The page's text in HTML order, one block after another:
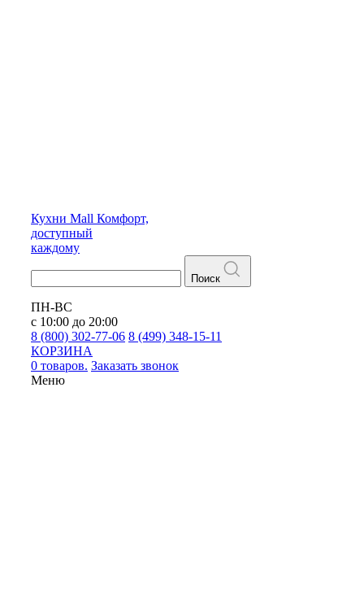
Кухни Mall Комфорт,
доступный
каждому
Поиск
ПН-ВС
с 10:00 до 20:00
8 (800) 302-77-06 8 (499) 348-15-11
КОРЗИНА
0 товаров. Заказать звонок
Меню